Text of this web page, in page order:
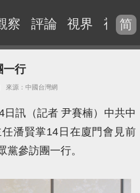
察 評論 視界 視頻
简
一行
來源：中國台灣網
日訊（記者 尹賽楠）中共中
潘賢掌14日在廈門會見前
黨參訪團一行。